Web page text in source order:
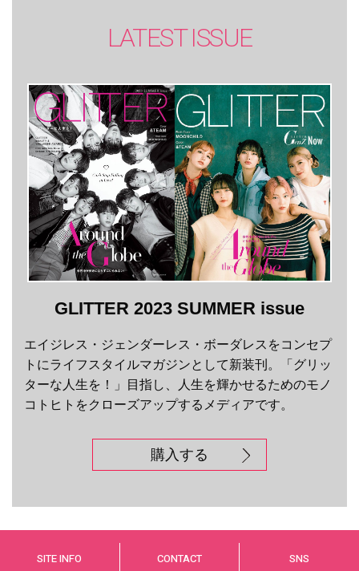
LATEST ISSUE
GLITTER 2023 SUMMER issue
エイジレス・ジェンダーレス・ボーダレスをコンセプ
トにライフスタイルマガジンとして新装刊。「グリッ
ターな人生を！」目指し、人生を輝かせるためのモノ
コトヒトをクローズアップするメディアです。
購入する
SITE INFO CONTACT SNS